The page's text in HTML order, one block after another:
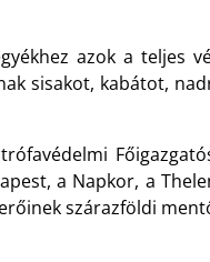
azok a teljes
sisakot, kabátot,
a Napkor, a
szárazföldi